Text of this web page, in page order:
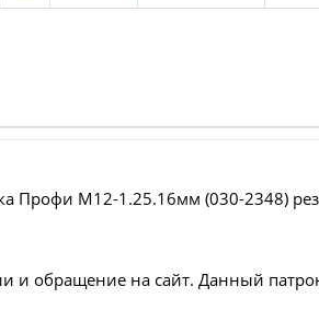
Профи М12-1.25.16мм (030-2348)
и обращение на сайт. Данный